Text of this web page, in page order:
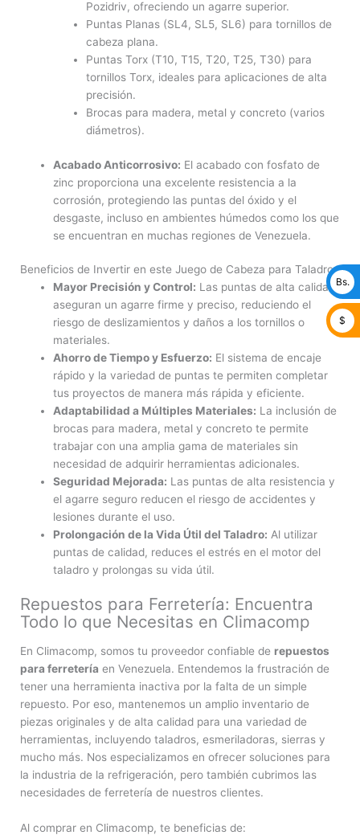
Pozidriv, ofreciendo un agarre superior.
Puntas Planas (SL4, SL5, SL6) para tornillos de
cabeza plana.
Puntas Torx (T10, T15, T20, T25, T30) para
tornillos Torx, ideales para aplicaciones de alta
precisión.
Brocas para madera, metal y concreto (varios
diámetros).
Acabado Anticorrosivo: El acabado con fosfato de
zinc proporciona una excelente resistencia a la
corrosión, protegiendo las puntas del óxido y el
desgaste, incluso en ambientes húmedos como los que
se encuentran en muchas regiones de Venezuela.
Beneficios de Invertir en este Juego de Cabeza para Taladro
Mayor Precisión y Control: Las puntas de alta calidad
aseguran un agarre firme y preciso, reduciendo el
riesgo de deslizamientos y daños a los tornillos o
materiales.
Ahorro de Tiempo y Esfuerzo: El sistema de encaje
rápido y la variedad de puntas te permiten completar
tus proyectos de manera más rápida y eficiente.
Adaptabilidad a Múltiples Materiales: La inclusión de
brocas para madera, metal y concreto te permite
trabajar con una amplia gama de materiales sin
necesidad de adquirir herramientas adicionales.
Seguridad Mejorada: Las puntas de alta resistencia y
el agarre seguro reducen el riesgo de accidentes y
lesiones durante el uso.
Prolongación de la Vida Útil del Taladro: Al utilizar
puntas de calidad, reduces el estrés en el motor del
taladro y prolongas su vida útil.
Repuestos para Ferretería: Encuentra
Todo lo que Necesitas en Climacomp
En Climacomp, somos tu proveedor confiable de repuestos
para ferretería en Venezuela. Entendemos la frustración de
tener una herramienta inactiva por la falta de un simple
repuesto. Por eso, mantenemos un amplio inventario de
piezas originales y de alta calidad para una variedad de
herramientas, incluyendo taladros, esmeriladoras, sierras y
mucho más. Nos especializamos en ofrecer soluciones para
la industria de la refrigeración, pero también cubrimos las
necesidades de ferretería de nuestros clientes.
Al comprar en Climacomp, te beneficias de:
Bs.
$